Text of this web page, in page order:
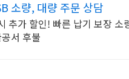
소량, 대량 주문 상담
추가 할인! 빠른 납기 보장 소
서 후불